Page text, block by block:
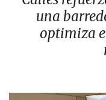
una
optimiza